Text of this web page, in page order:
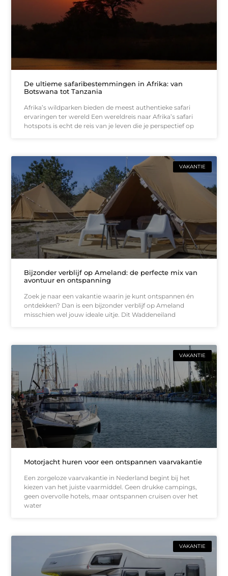
De ultieme safaribestemmingen in Afrika: van
Botswana tot Tanzania
Afrika’s wildparken bieden de meest authentieke safari
ervaringen ter wereld Een wereldreis naar Afrika’s safari
hotspots is echt de reis van je leven die je perspectief op
VAKANTIE
Bijzonder verblijf op Ameland: de perfecte mix van
avontuur en ontspanning
Zoek je naar een vakantie waarin je kunt ontspannen én
ontdekken? Dan is een bijzonder verblijf op Ameland
misschien wel jouw ideale uitje. Dit Waddeneiland
VAKANTIE
Motorjacht huren voor een ontspannen vaarvakantie
Een zorgeloze vaarvakantie in Nederland begint bij het
kiezen van het juiste vaarmiddel. Geen drukke campings,
geen overvolle hotels, maar ontspannen cruisen over het
water
VAKANTIE